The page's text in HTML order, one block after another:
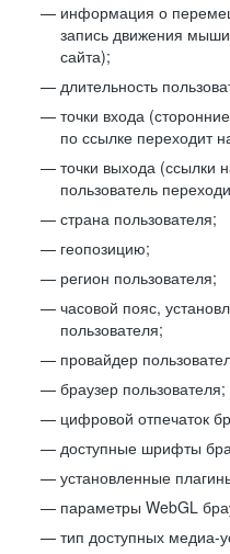
информация о
запись движения
сайта);
длительность
точки входа
по ссылке переходит
точки выхода (ссылки
пользователь
страна пользователя;
геопозицию;
регион пользователя;
часовой пояс,
пользователя;
провайдер
браузер пользователя;
цифровой отпечаток
доступные шрифты
установленные
параметры WebGL
тип доступных медиа-